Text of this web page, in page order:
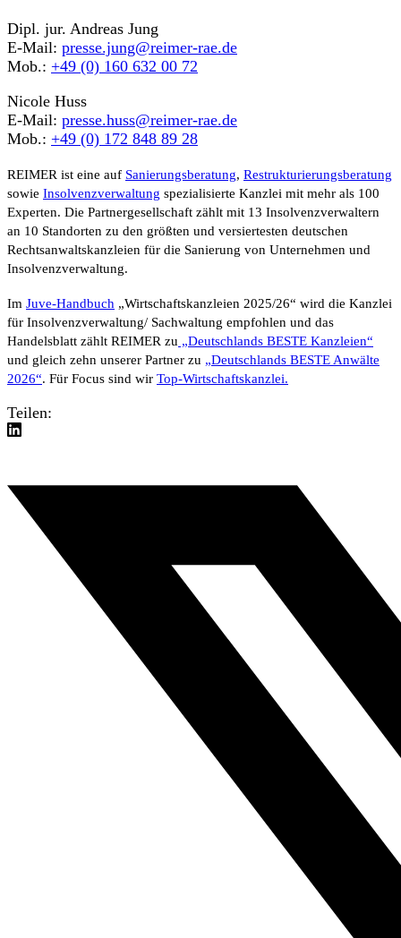
Dipl. jur. Andreas Jung
E-Mail: presse.jung@reimer-rae.de
Mob.: +49 (0) 160 632 00 72
Nicole Huss
E-Mail: presse.huss@reimer-rae.de
Mob.: +49 (0) 172 848 89 28
REIMER ist eine auf Sanierungsberatung, Restrukturierungsberatung
sowie Insolvenzverwaltung spezialisierte Kanzlei mit mehr als 100
Experten. Die Partnergesellschaft zählt mit 13 Insolvenzverwaltern
an 10 Standorten zu den größten und versiertesten deutschen
Rechtsanwaltskanzleien für die Sanierung von Unternehmen und
Insolvenzverwaltung.
Im Juve-Handbuch „Wirtschaftskanzleien 2025/26“ wird die Kanzlei
für Insolvenzverwaltung/ Sachwaltung empfohlen und das
Handelsblatt zählt REIMER zu „Deutschlands BESTE Kanzleien“
und gleich zehn unserer Partner zu „Deutschlands BESTE Anwälte
2026“. Für Focus sind wir Top-Wirtschaftskanzlei.
Teilen: